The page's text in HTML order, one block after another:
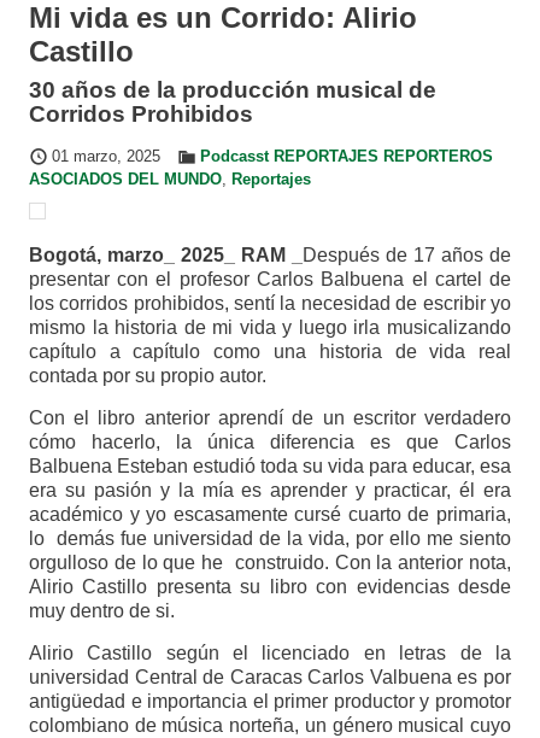
Mi vida es un Corrido: Alirio
Castillo
30 años de la producción musical de
Corridos Prohibidos
01 marzo, 2025
Podcasst REPORTAJES REPORTEROS
ASOCIADOS DEL MUNDO, Reportajes
Bogotá, marzo_ 2025_ RAM _
Después de 17 años de
presentar con el profesor Carlos Balbuena el cartel de
los corridos prohibidos, sentí la necesidad de escribir yo
mismo la historia de mi vida y luego irla musicalizando
capítulo a capítulo como una historia de vida real
contada por su propio autor.
Con el libro anterior aprendí de un escritor verdadero
cómo hacerlo, la única diferencia es que Carlos
Balbuena Esteban estudió toda su vida para educar, esa
era su pasión y la mía es aprender y practicar, él era
académico y yo escasamente cursé cuarto de primaria,
lo demás fue universidad de la vida, por ello me siento
orgulloso de lo que he construido. Con la anterior nota,
Alirio Castillo presenta su libro con evidencias desde
muy dentro de si.
Alirio Castillo según el licenciado en letras de la
universidad Central de Caracas Carlos Valbuena es por
antigüedad e importancia el primer productor y promotor
colombiano de música norteña, un género musical cuyo